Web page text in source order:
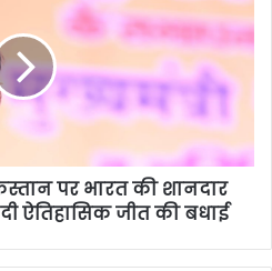
पर भारत की शानदार
ऐतिहासिक जीत की बधाई